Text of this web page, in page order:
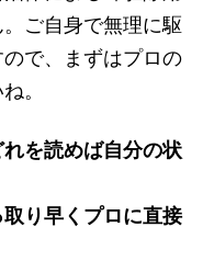
ご自身で無理に駆
で、まずはプロの
。
れを読めば自分の状
取り早くプロに直接